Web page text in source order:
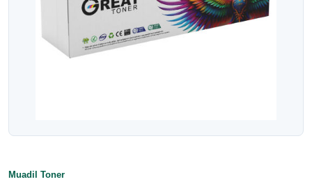
Muadil Toner